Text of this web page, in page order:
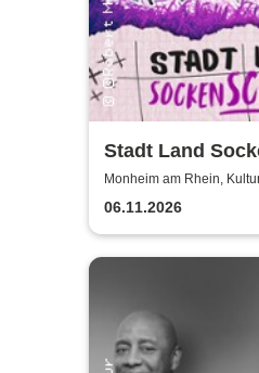
Stadt Land
Kabarett-
Monheim am Rhein,
06.11.2026